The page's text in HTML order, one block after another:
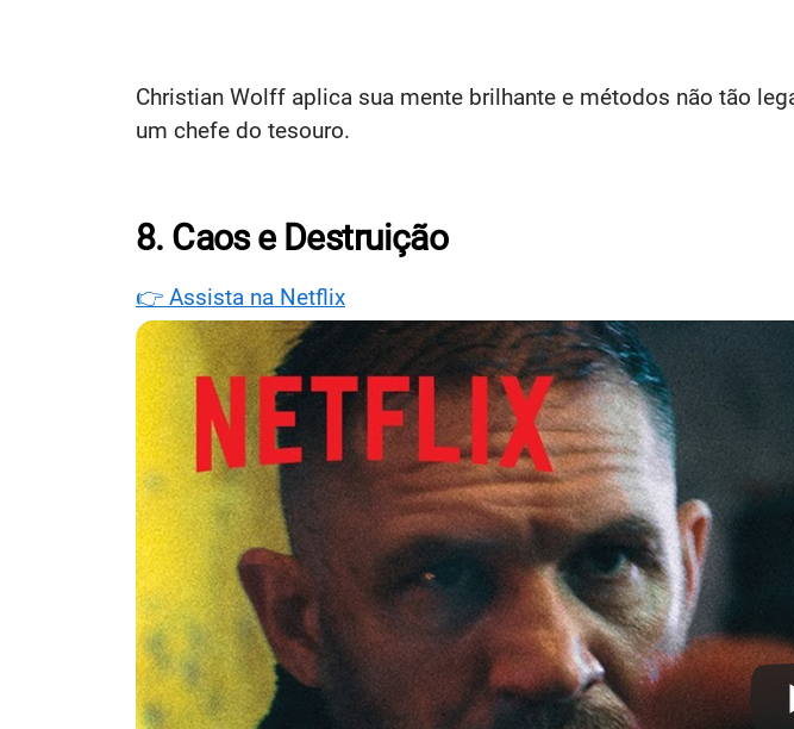
Christian Wolff aplica sua mente brilhante e métodos não tão
um chefe do tesouro.
8. Caos e Destruição
👉 Assista na Netflix